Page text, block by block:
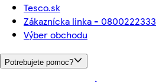
Tesco.sk
Zákaznícka linka - 0800222333
Výber obchodu
Potrebujete pomoc?